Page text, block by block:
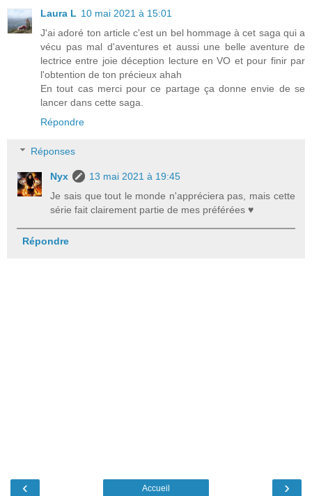
Laura L 10 mai 2021 à 15:01
J'ai adoré ton article c'est un bel hommage à cet saga qui a
vécu pas mal d'aventures et aussi une belle aventure de
lectrice entre joie déception lecture en VO et pour finir par
l'obtention de ton précieux ahah
En tout cas merci pour ce partage ça donne envie de se
lancer dans cette saga.
Répondre
Réponses
Nyx
13 mai 2021 à 19:45
Je sais que tout le monde n'appréciera pas, mais cette
série fait clairement partie de mes préférées ♥
Répondre
‹ ›
Accueil